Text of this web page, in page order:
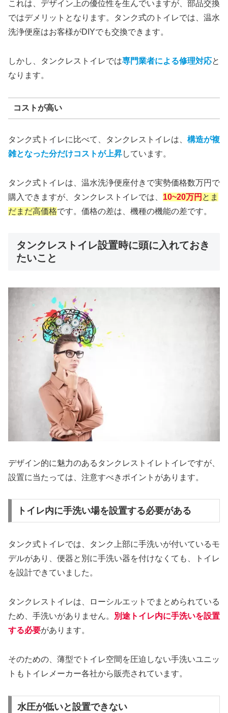
これは、デザイン上の優位性を生んでいますが、部品交換
ではデメリットとなります。タンク式のトイレでは、温水
洗浄便座はお客様がDIYでも交換できます。
しかし、タンクレストイレでは専門業者による修理対応と
なります。
コストが高い
タンク式トイレに比べて、タンクレストイレは、 構造が複
雑となった分だけコストが上昇しています。
タンク式トイレは、温水洗浄便座付きで実勢価格数万円で
購入できますが、タンクレストイレでは、 10~20万円 とま
だまだ高価格です。価格の差は、機種の機能の差です。
タンクレストイレ設置時に頭に入れておき
たいこと
デザイン的に魅力のあるタンクレストイレトイレですが、
設置に当たっては、注意すべきポイントがあります。
トイレ内に手洗い場を設置する必要がある
タンク式トイレでは、タンク上部に手洗いが付いているモ
デルがあり、便器と別に手洗い器を付けなくても、トイレ
を設計できていました。
タンクレストイレは、ローシルエットでまとめられている
ため、手洗いがありません。
別途トイレ内に手洗いを設置
する必要があります。
そのための、薄型でトイレ空間を圧迫しない手洗いユニッ
トもトイレメーカー各社から販売されています。
水圧が低いと設置できない